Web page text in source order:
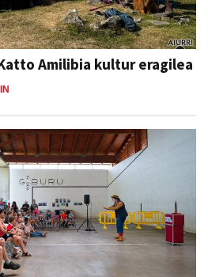
Amilibia kultur eragilea